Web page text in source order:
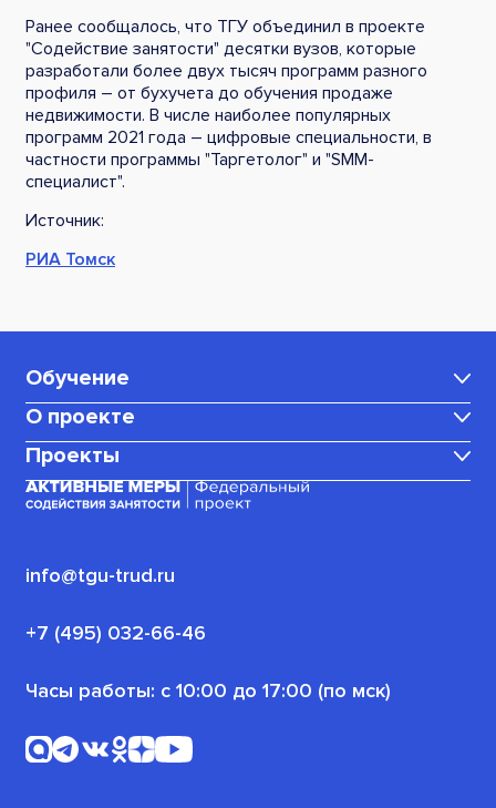
Ранее сообщалось, что ТГУ объединил в проекте
"Содействие занятости" десятки вузов, которые
разработали более двух тысяч программ разного
профиля – от бухучета до обучения продаже
недвижимости. В числе наиболее популярных
программ 2021 года – цифровые специальности, в
частности программы "Таргетолог" и "SMM-
специалист".
Источник:
РИА Томск
info@tgu-trud.ru
+7 (495) 032-66-46
Часы работы: с 10:00 до 17:00 (по мск)
Обучение
Каталог программ
Для мам в декрете
Для военнослужащих
Офлайн-программы
Для безработных граждан
О проекте
Центр карьеры
Корпоративное обучение
Политика конфиденциальности
Проекты
Медиаблог